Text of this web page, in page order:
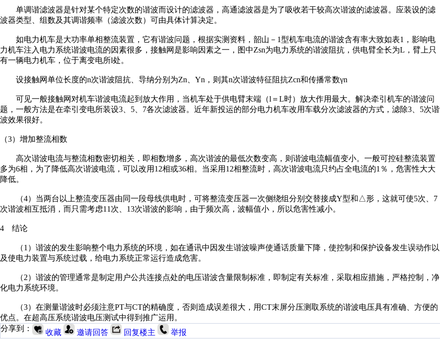
单调谐滤波器是针对某个特定次数的谐波而设计的滤波器，高通滤波器是为了吸收若干较高次谐波的滤波器。应装设的滤
波器类型、组数及其调谐频率（滤波次数）可由具体计算决定。
如电力机车是大功率单相整流装置，它有谐波问题，根据实测资料，韶山－1型机车电流的谐波含有率大致如表1，影响电
力机车注入电力系统谐波电流的因素很多，接触网是影响因素之一，图中Zsn为电力系统的谐波阻抗，供电臂全长为L，臂上只
有一辆电力机车，位于离变电所l处。
设接触网单位长度的n次谐波阻抗、导纳分别为Zn、Yn，则其n次谐波特征阻抗Zcn和传播常数γn
可见一般接触网对机车谐波电流起到放大作用，当机车处于供电臂末端（l＝L时）放大作用最大。解决牵引机车的谐波问
题，一般方法是在牵引变电所装设3、5、7各次滤波器。近年新投运的部分电力机车改用车载分次滤波器的方式，滤除3、5次谐
波效果很好。
（3）增加整流相数
高次谐波电流与整流相数密切相关，即相数增多，高次谐波的最低次数变高，则谐波电流幅值变小。一般可控硅整流装置
多为6相，为了降低高次谐波电流，可以改用12相或36相。当采用12相整流时，高次谐波电流只约占全电流的1％，危害性大大
降低。
（4）当两台以上整流变压器由同一段母线供电时，可将整流变压器一次侧绕组分别交替接成Y型和△形，这就可使5次、7
次谐波相互抵消，而只需考虑11次、13次谐波的影响，由于频次高，波幅值小，所以危害性减小。
4 结论
（1）谐波的发生影响整个电力系统的环境，如在通讯中因发生谐波噪声使通话质量下降，使控制和保护设备发生误动作以
及使电力装置与系统过载，给电力系统正常运行造成危害。
（2）谐波的管理通常是制定用户公共连接点处的电压谐波含量限制标准，即制定有关标准，采取相应措施，严格控制，净
化电力系统环境。
（3）在测量谐波时必须注意PT与CT的精确度，否则造成误差很大，用CT末屏分压测取系统的谐波电压具有准确、方便的
优点。在超高压系统谐波电压测试中得到推广运用。
分享到：
收藏 邀请回答 回复楼主 举报